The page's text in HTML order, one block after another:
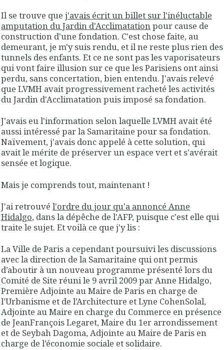
Il se trouve que j'avais écrit un billet sur l'inéluctable
amputation du Jardin d'Acclimatationpour cause de
construction d'une fondation. C'est chose faite, au
demeurant, je m'y suis rendu, et il ne reste plus rien des
tunnels des enfants. Et ce ne sont pas les vaporisateurs
qui vont faire illusion sur ce que les Parisiens ont ainsi
perdu, sans concertation, bien entendu. J'avais relevé
que LVMH avait progressivement racheté les activités
du Jardin d'Acclimatation puis imposé sa fondation.
J'avais eu l'information selon laquelle LVMH avait été
aussi intéressé par la Samaritaine pour sa fondation.
Naïvement, j'avais donc appelé à cette solution, qui
avait le mérite de préserver un espace vert et s'avérait
sensée et logique.
Mais je comprends tout, maintenant !
J'ai retrouvé l'ordre du jour qu'a annoncé Anne
Hidalgo, dans la dépêche de l'AFP, puisque c'est elle qui
traite le sujet. Et voilà ce que j'y lis :
La Ville de Paris a cependant poursuivi les discussions
avec la direction de la Samaritaine qui ont permis
d’aboutir à un nouveau programme présenté lors du
Comité de Site réuni le 9 avril 2009 par Anne Hidalgo,
Première Adjointe au Maire de Paris en charge de
l’Urbanisme et de l’Architecture et Lyne CohenSolal,
Adjointe au Maire en charge du Commerce en présence
de JeanFrançois Legaret, Maire du 1er arrondissement
et de Seybah Dagoma, Adjointe au Maire de Paris en
charge de l’économie sociale et solidaire.